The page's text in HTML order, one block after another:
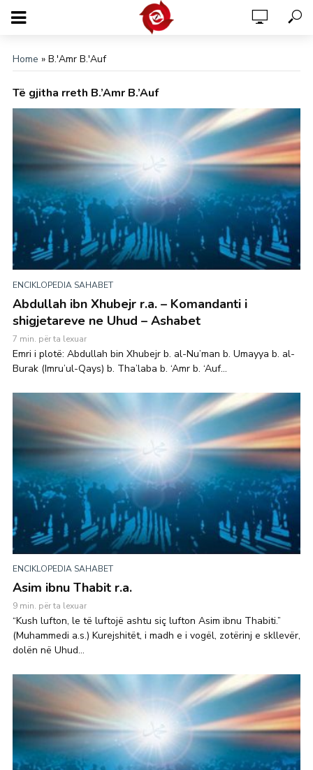
Home » B.'Amr B.'Auf
Të gjitha rreth B.’Amr B.’Auf
ENCIKLOPEDIA SAHABET
Abdullah ibn Xhubejr r.a. – Komandanti i
shigjetareve ne Uhud – Ashabet
7 min. për ta lexuar
Emri i plotë: Abdullah bin Xhubejr b. al-Nu’man b. Umayya b. al-
Burak (Imru’ul-Qays) b. Tha’laba b. ‘Amr b. ‘Auf...
ENCIKLOPEDIA SAHABET
Asim ibnu Thabit r.a.
9 min. për ta lexuar
“Kush lufton, le të luftojë ashtu siç lufton Asim ibnu Thabiti.”
(Muhammedi a.s.) Kurejshitët, i madh e i vogël, zotërinj e skllevër,
dolën në Uhud...